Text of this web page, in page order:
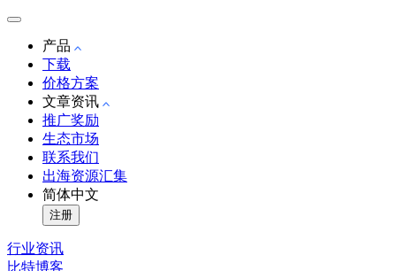
产品
下载
价格方案
文章资讯
推广奖励
生态市场
联系我们
出海资源汇集
简体中文
注册
行业资讯
比特博客